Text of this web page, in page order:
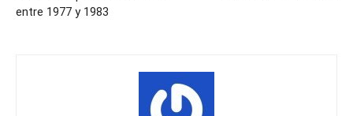
entre 1977 y 1983